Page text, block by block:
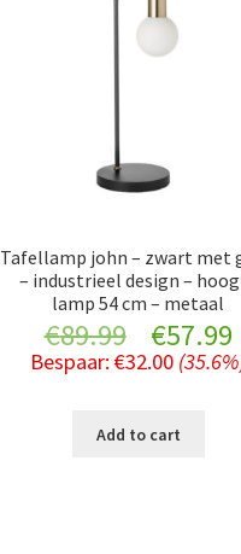
Tafellamp john – zwart met
– industrieel design –
lamp 54 cm – metaal
€89.99
Original
price
was:
€57.99
Bespaar:€32.00
Add to cart